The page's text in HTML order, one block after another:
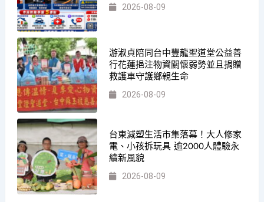
2026-08-09
游淑貞陪同台中豐龍聖道堂公益善
行花蓮挹注物資關懷弱勢並且捐贈
救護車守護鄉親生命
2026-08-09
台東減塑生活市集落幕！大人修家
電、小孩拆玩具 逾2000人體驗永
續新風貌
2026-08-09